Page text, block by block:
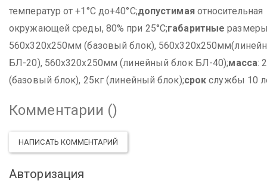
температур от +1°С до+40°С;допустимая
окружающей среды, 80% при 25°С;габаритные
560х320х250мм (базовый блок), 560х320х250мм
БЛ-20), 560х320х250мм (линейный блок БЛ-40);масса:
(базовый блок), 25кг (линейный блок);срок службы 10
Комментарии ()
НАПИСАТЬ КОММЕНТАРИЙ
Авторизация